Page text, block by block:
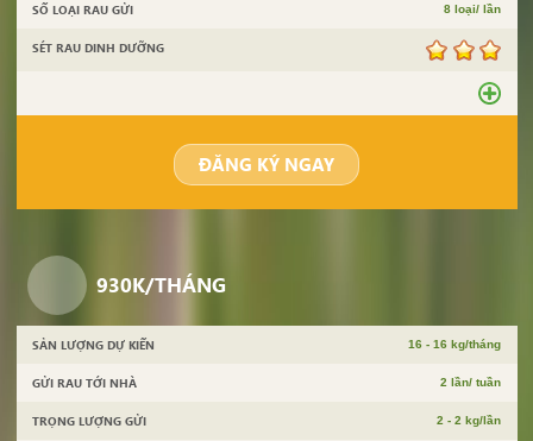
SỐ LOẠI RAU GỬI 8 loại/ lần
SÉT RAU DINH DƯỠNG
ĐĂNG KÝ NGAY
930K/THÁNG
SẢN LƯỢNG DỰ KIẾN 16 - 16 kg/tháng
GỬI RAU TỚI NHÀ 2 lần/ tuần
TRỌNG LƯỢNG GỬI 2 - 2 kg/lần